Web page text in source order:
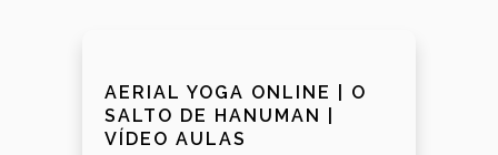
AERIAL YOGA ONLINE | O
SALTO DE HANUMAN |
VÍDEO AULAS